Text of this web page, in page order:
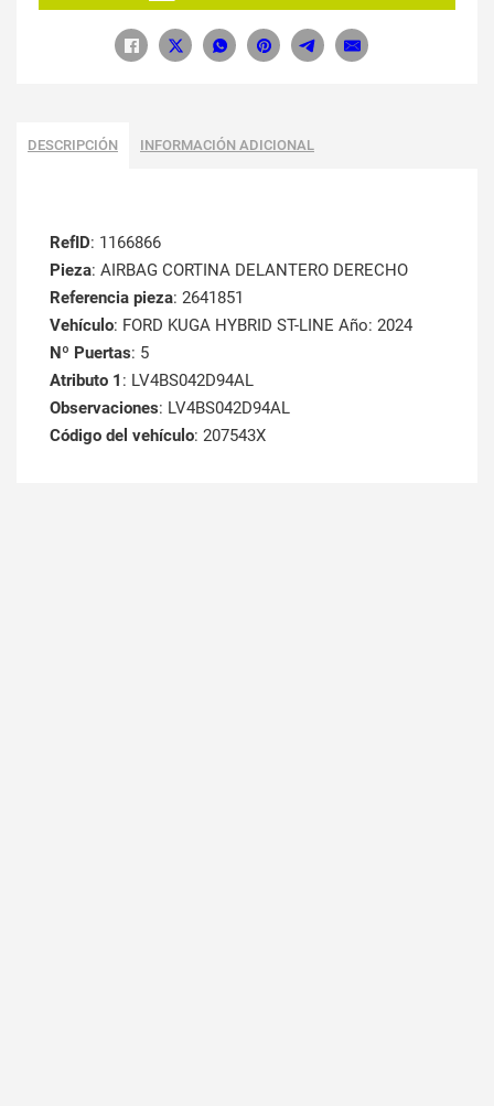
DESCRIPCIÓN INFORMACIÓN ADICIONAL
RefID: 1166866
Pieza: AIRBAG CORTINA DELANTERO DERECHO
Referencia pieza: 2641851
Vehículo: FORD KUGA HYBRID ST-LINE Año: 2024
Nº Puertas: 5
Atributo 1 : LV4BS042D94AL
Observaciones: LV4BS042D94AL
Código del vehículo: 207543X